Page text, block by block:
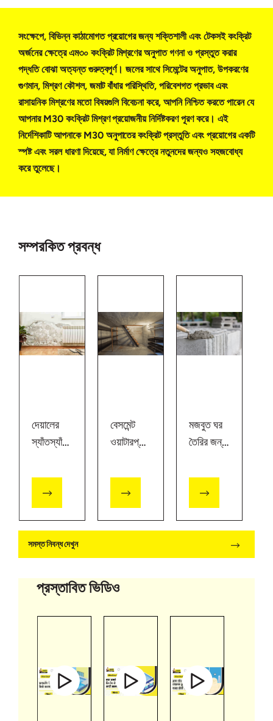
সংক্ষেপে, বিভিন্ন কাঠামোগত প্রয়োগের জন্য শক্তিশালী এবং টেকসই কংক্রিট
অর্জনের ক্ষেত্রে এম৩০ কংক্রিট মিশ্রণের অনুপাত গণনা ও প্রস্তুত করার
পদ্ধতি বোঝা অত্যন্ত গুরুত্বপূর্ণ। জলের সাথে সিমেন্টের অনুপাত, উপকরণের
গুণমান, মিশ্রণ কৌশল, জমাট বাঁধার পরিস্থিতি, পরিবেশগত প্রভাব এবং
রাসায়নিক মিশ্রণের মতো বিষয়গুলি বিবেচনা করে, আপনি নিশ্চিত করতে পারেন যে
আপনার M30 কংক্রিট মিশ্রণ প্রয়োজনীয় নির্দিষ্টকরণ পূরণ করে। এই
নির্দেশিকাটি আপনাকে M30 অনুপাতের কংক্রিট প্রস্তুতি এবং প্রয়োগের একটি
স্পষ্ট এবং সরল ধারণা দিয়েছে, যা নির্মাণ ক্ষেত্রে নতুনদের জন্যও সহজবোধ্য
করে তুলেছে।
সম্পরকিত প্রবন্ধ
দেয়ালের
স্যাঁতস্যাঁতে
বিভিন্ন
ধরণ, কারণ
এবং
প্রতিরোধ
বেসমেন্ট
ওয়াটারপ্রু
একটি সম্পূর্ণ
গাইড |
আলট্রাটেক
মজবুত ঘর
তৈরির জন্য
ধরন আর
গ্রেড |
আলট্রাটেক
সমস্ত নিবন্ধ দেখুন
প্রস্তাবিত ভিডিও